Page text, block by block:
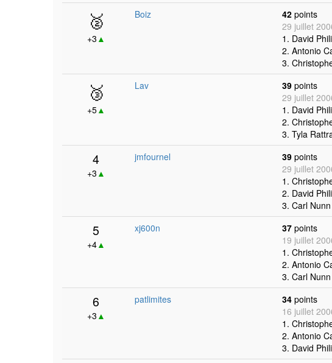
🥈
+3 ▲
Boiz 42 points
29 juillet
1. David
2. Antonio
3.
🥉
+5▲
Lav 39 points
29 juillet
1. David
2.
3. Tyla
4
+3 ▲
jmfournel 39 points
29 juillet
1.
2. David
3. Carl
5
+4▲
xj600n 37 points
19 juillet
1.
2. Antonio
3. Carl
6
+3 ▲
patlimites 34 points
16 juillet
1.
2. Antonio
3. David